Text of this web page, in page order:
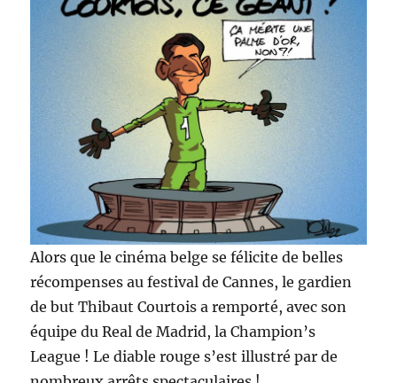
Alors que le cinéma belge se félicite de belles
récompenses au festival de Cannes, le gardien
de but Thibaut Courtois a remporté, avec son
équipe du Real de Madrid, la Champion’s
League ! Le diable rouge s’est illustré par de